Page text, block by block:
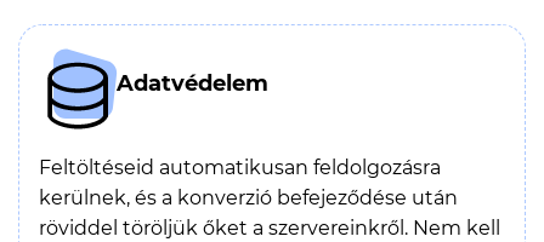
Adatvédelem
Feltöltéseid automatikusan feldolgozásra
kerülnek, és a konverzió befejeződése után
röviddel töröljük őket a szervereinkről. Nem kell